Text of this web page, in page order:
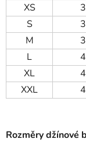
XS
S
M
L
XL
XXL
Rozměry džínové